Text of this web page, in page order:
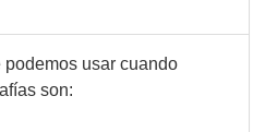
usar cuando
son: